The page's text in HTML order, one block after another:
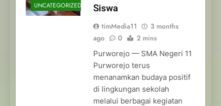
UNCATEGORIZED
Siswa
timMedia11
3 months
ago
0 2 mins
Purworejo — SMA Negeri 11
Purworejo terus
menanamkan budaya positif
di lingkungan sekolah
melalui berbagai kegiatan